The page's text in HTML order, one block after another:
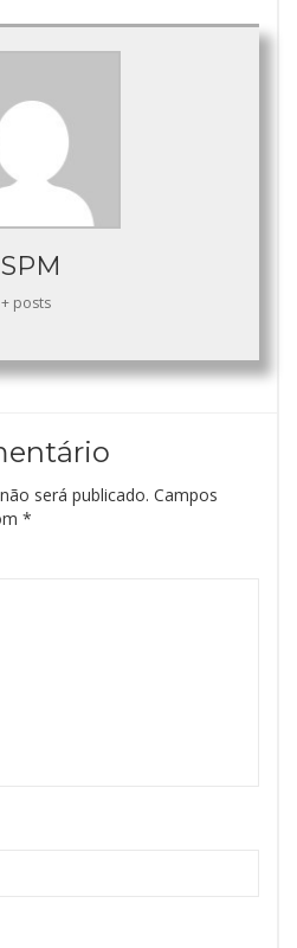
SPM
+ posts
será publicado. Campos
*